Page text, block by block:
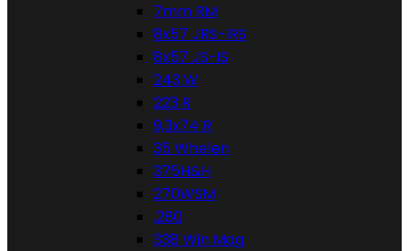
7mm RM
8x57 JRS-IRS
8x57 JS-IS
243 W
223 R
9,3x74 R
35 Whelen
375H&H
270WSM
.280
338 Win Mag